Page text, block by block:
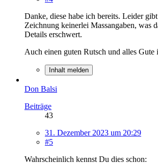
Danke, diese habe ich bereits. Leider
Zeichnung keinerlei Massangaben, was
Details erschwert.
Auch einen guten Rutsch und alles Gute
Inhalt melden
Don Balsi
Beiträge
43
31. Dezember 2023 um 20:29
#5
Wahrscheinlich kennst Du dies schon: